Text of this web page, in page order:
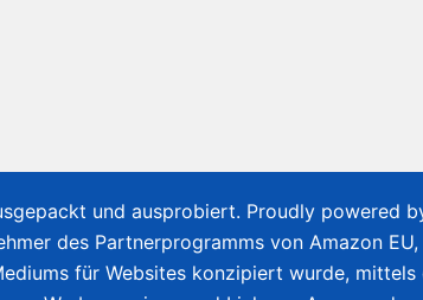
und ausprobiert. Proudly powered
des Partnerprogramms von Amazon
für Websites konzipiert wurde, mittels